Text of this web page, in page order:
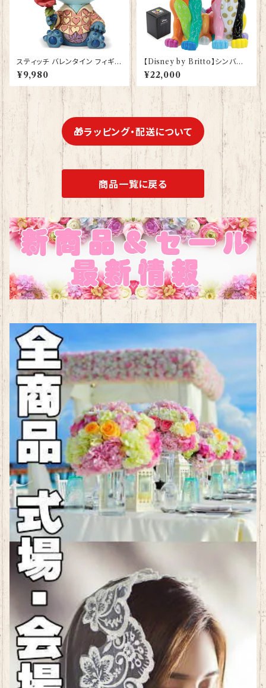
スティッチ バレンタイン フィギュ
ア プレゼント ギフト グッズ 誕生
日プレゼント 人形 置物 ジムシ
ョア グッズ Disney Tradition
結婚祝い 入籍祝い 還暦祝い お
祝い 結婚記念日 JIM SHORE
本命 義理 ディズニーランド ディ
ズニーシー ディズニーワールド
¥9,980
【Disney by Britto】シンバ＆
ナラ ポップ ライオンキング ロメ
ロ ブリット フィギュア プレゼン
ト ギフト グッズ お祝い 人形 置
物 グッズ 結婚祝い 入籍祝い 誕
生日プレゼント 還暦祝い プロ
ポーズ 結婚記念日 ディズニーラ
ンド ディズニーシー ディズニー
ワールド
¥22,000
🎁ラッピング・配送について
商品一覧に戻る